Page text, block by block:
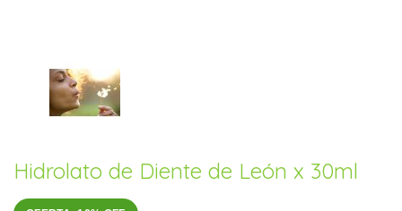
Hidrolato de Diente de León x 30ml